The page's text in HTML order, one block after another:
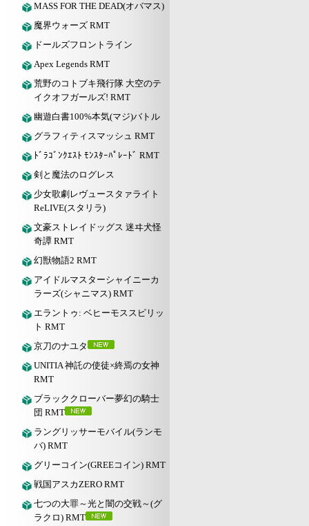
MASS FOR THE DEAD(オバマス)
魔界ウォーズ RMT
ドールズフロントライン
Apex Legends RMT
荒野のコトブキ飛行隊 大空のテ
イクオフガールズ! RMT
幽遊白書100%本気(マジ)バトル
グラフィティスマッシュ RMT
ﾄﾞﾗｺﾞﾝｸｴｽﾄ ﾓﾝｽﾀｰﾊﾟﾚｰﾄﾞ RMT
剣と魔法のログレス
少女歌劇レヴュースタァライト
ReLIVE(スタリラ)
文豪ストレイドッグス 迷ヰ犬怪
奇譚 RMT
幻獣物語2 RMT
アイドルマスターシャイニーカ
ラーズ(シャニマス) RMT
エラントゥ: ベヒーモススピリッ
ト RMT
京刀のナユタ
UNITIA 神託の使徒×終焉の女神
RMT
ブラッククローバー夢幻の騎士
団 RMT
ラングリッサーモバイル(ランモ
バ) RMT
グリーコイン(GREEコイン) RMT
戦国アスカZERO RMT
七つの大罪～光と闇の交戦～(グ
ラクロ) RMT